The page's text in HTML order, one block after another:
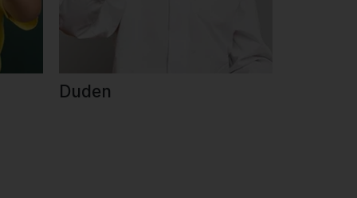
Duden